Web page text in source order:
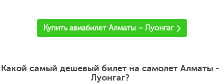
'
Купить авиабилет Алматы – Луонгаг
Какой самый дешевый билет на самолет Алматы -
Луонгаг?